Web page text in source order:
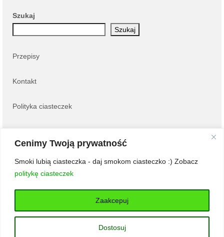
Cenimy Twoją prywatność
Smoki lubią ciasteczka - daj smokom ciasteczko :) Zobacz
politykę ciasteczek
Dostosuj
Zaakcepuj
Szukaj
Szukaj
Przepisy
Kontakt
Polityka ciasteczek
Tarta z malinami
Pieczone, faszerowane filety z indyka
ważniejsza niż dodatki?
© 2026 Bardzo Gruby Smok - WordPress Theme by